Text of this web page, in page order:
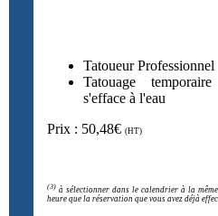
Tatoueur Professionnel
Tatouage
s'efface à l'eau
Prix : 50,48€ (HT)
(3) à sélectionner dans le calendrier à la
heure que la réservation que vous avez déjà